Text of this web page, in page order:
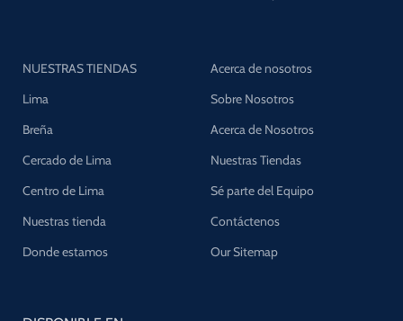
NUESTRAS TIENDAS
Lima
Breña
Cercado de Lima
Centro de Lima
Nuestras tienda
Donde estamos
Acerca de nosotros
Sobre Nosotros
Acerca de Nosotros
Nuestras Tiendas
Sé parte del Equipo
Contáctenos
Our Sitemap